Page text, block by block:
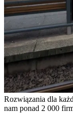
Rozwiązania dla
nam ponad 2 000